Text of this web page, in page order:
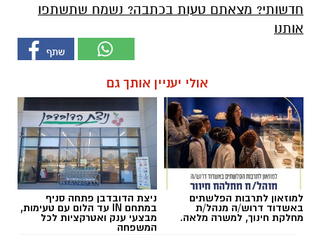
חדשותי? מצאתם טעות בכתבה? נשמח שתשתפו
אותנו
אולי יעניין אותך גם
למוזאון לתרבות הפלשתים
באשדוד דרוש/ה מנהל/ת
מחלקת חינוך, למשרה מלאה.
ניצת הדובדבן פתחה סניף
במתחם IN עד הלום עם טעימות,
מבצעי ענק ואטרקציות לכל
המשפחה